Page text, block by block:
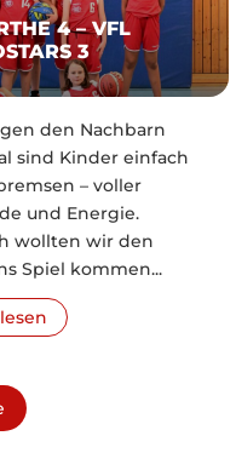
4 – VFL
3
den Nachbarn
sind Kinder einfach
– voller
und Energie.
wollten wir den
Spiel kommen...